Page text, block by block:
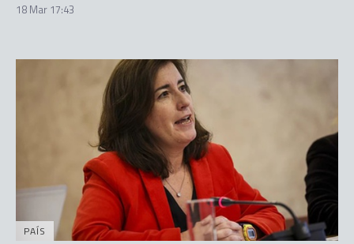
18 Mar 17:43
PAÍS